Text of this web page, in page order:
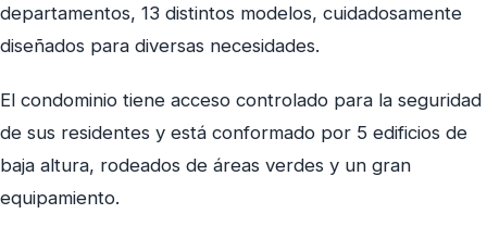
departamentos, 13 distintos modelos, cuidadosamente
diseñados para diversas necesidades.
El condominio tiene acceso controlado para la seguridad
de sus residentes y está conformado por 5 edificios de
baja altura, rodeados de áreas verdes y un gran
equipamiento.